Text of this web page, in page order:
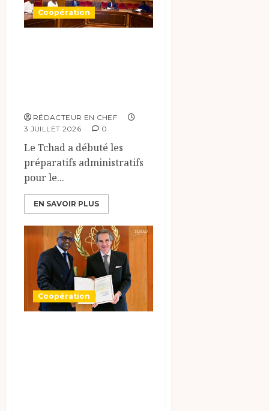
Coopération
RÉDACTEUR EN CHEF
3 JUILLET 2026
0
Le Tchad a débuté les
préparatifs administratifs
pour le...
EN SAVOIR PLUS
Coopération